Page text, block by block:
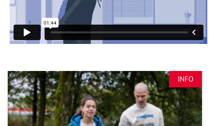
INFO